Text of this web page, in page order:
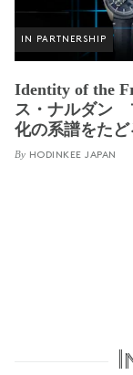
IN PARTNERSHIP
Identity of the
ス・ナルダン
化の系譜をたど
By HODINKEE JAPAN